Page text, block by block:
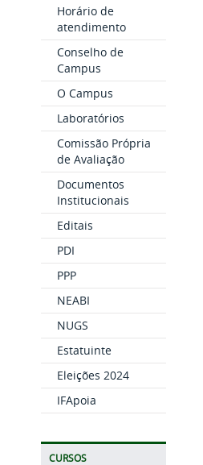
Horário de
atendimento
Conselho de
Campus
O Campus
Laboratórios
Comissão Própria
de Avaliação
Documentos
Institucionais
Editais
PDI
PPP
NEABI
NUGS
Estatuinte
Eleições 2024
IFApoia
CURSOS